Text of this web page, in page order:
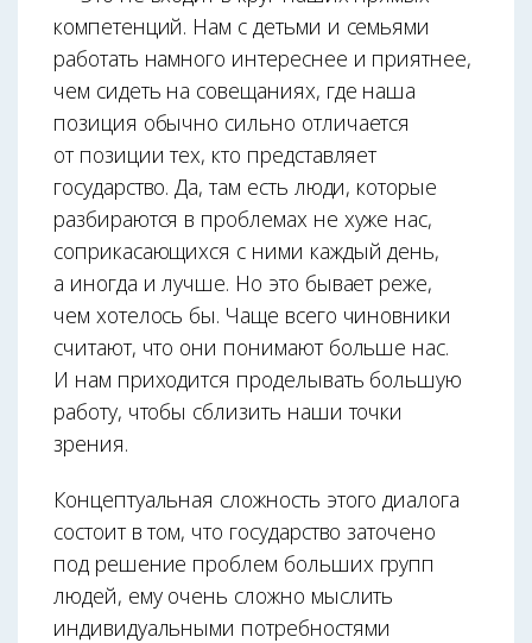
компетенций. Нам с детьми и семьями
работать намного интереснее и приятнее,
чем сидеть на совещаниях, где наша
позиция обычно сильно отличается
от позиции тех, кто представляет
государство. Да, там есть люди, которые
разбираются в проблемах не хуже нас,
соприкасающихся с ними каждый день,
а иногда и лучше. Но это бывает реже,
чем хотелось бы. Чаще всего чиновники
считают, что они понимают больше нас.
И нам приходится проделывать большую
работу, чтобы сблизить наши точки
зрения.
Концептуальная сложность этого диалога
состоит в том, что государство заточено
под решение проблем больших групп
людей, ему очень сложно мыслить
индивидуальными потребностями